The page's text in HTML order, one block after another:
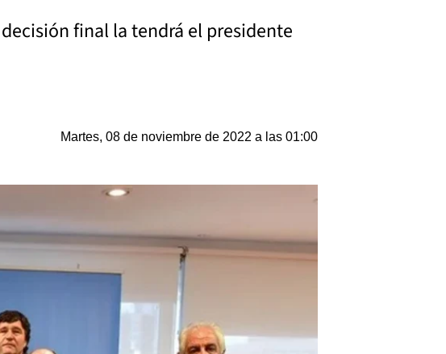
final la tendrá el presidente
Martes, 08 de noviembre de 2022 a las 01:00